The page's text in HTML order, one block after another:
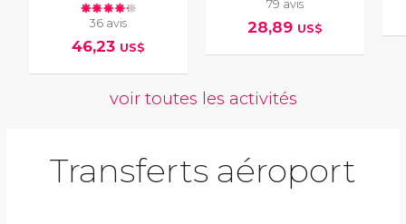
36 avis
46,23 US$
79 avis
28,89 US$
voir toutes les activités
Transferts aéroport